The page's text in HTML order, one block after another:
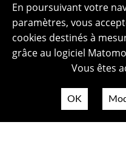
En poursuivant votre
paramètres, vous
cookies destinés à
grâce au logiciel
Vous êtes
OK